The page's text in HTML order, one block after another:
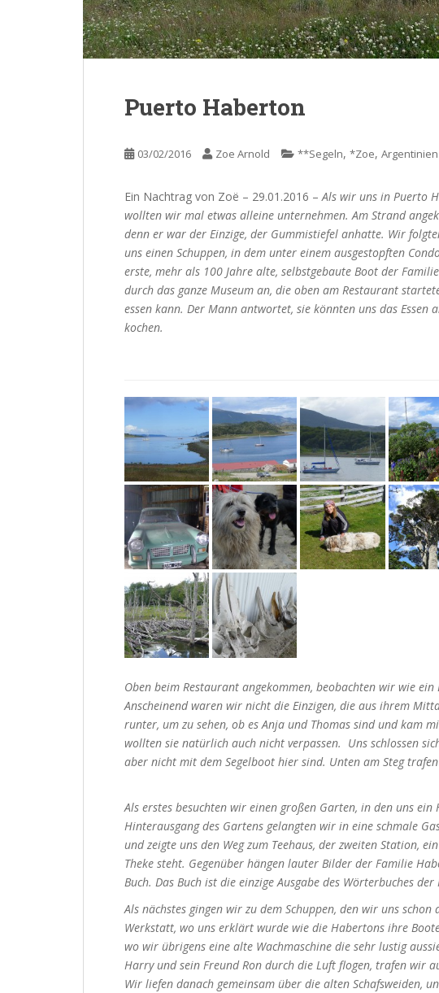
Puerto Haberton
03/02/2016 Zoe Arnold **Segeln, *Zoe, Argentinien
Ein Nachtrag von Zoë – 29.01.2016 –Als wir uns in Puerto
wollten wir mal etwas alleine unternehmen. Am Strand
denn er war der Einzige, der Gummistiefel anhatte. Wir
uns einen Schuppen, in dem unter einem ausgestopften
erste, mehr als 100 Jahre alte, selbstgebaute Boot der
durch das ganze Museum an, die oben am Restaurant
essen kann. Der Mann antwortet, sie könnten uns das
kochen.
Oben beim Restaurant angekommen, beobachten wir wie
Anscheinend waren wir nicht die Einzigen, die aus ihrem
runter, um zu sehen, ob es Anja und Thomas sind und kam
wollten sie natürlich auch nicht verpassen. Uns schlossen
aber nicht mit dem Segelboot hier sind. Unten am Steg
Als erstes besuchten wir einen großen Garten, in den uns
Hinterausgang des Gartens gelangten wir in eine schmale
und zeigte uns den Weg zum Teehaus, der zweiten Station,
Theke steht. Gegenüber hängen lauter Bilder der Familie
Buch. Das Buch ist die einzige Ausgabe des Wörterbuches
Als nächstes gingen wir zu dem Schuppen, den wir uns
Werkstatt, wo uns erklärt wurde wie die Habertons ihre
wo wir übrigens eine alte Wachmaschine die sehr lustig
Harry und sein Freund Ron durch die Luft flogen, trafen wir
Wir liefen danach gemeinsam über die alten Schafsweiden,